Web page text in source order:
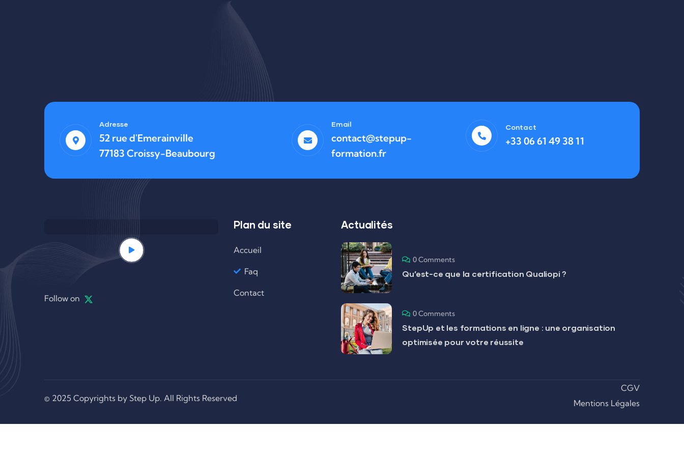
Adresse
52 rue d'Emerainville
77183 Croissy-Beaubourg
Email
contact@stepup-
formation.fr
Contact
+33 06 61 49 38 11
Follow on
Plan du site
Accueil
Faq
Contact
Actualités
0 Comments
Qu’est-ce que la certification Qualiopi ?
0 Comments
StepUp et les formations en ligne : une organisation
optimisée pour votre réussite
© 2025 Copyrights by Step Up. All Rights Reserved
CGV
Mentions Légales